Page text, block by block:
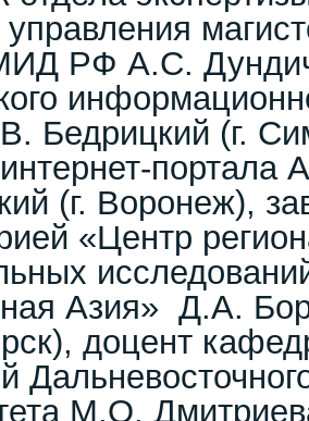
РФ А.С.
Бедрицкий (г.
портала
(г. Воронеж),
«Центр
Азия» Д.А.
доцент
М.О.